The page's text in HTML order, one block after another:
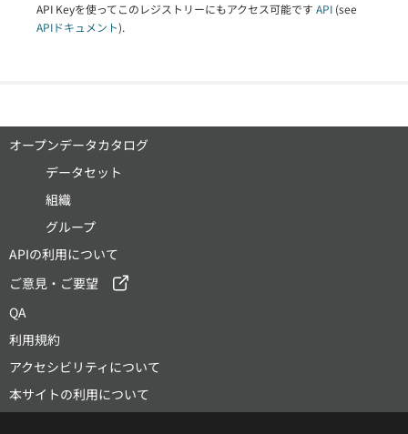
API Keyを使ってこのレジストリーにもアクセス可能です API (see
APIドキュメント).
オープンデータカタログ
データセット
組織
グループ
APIの利用について
ご意見・ご要望
QA
利用規約
アクセシビリティについて
本サイトの利用について